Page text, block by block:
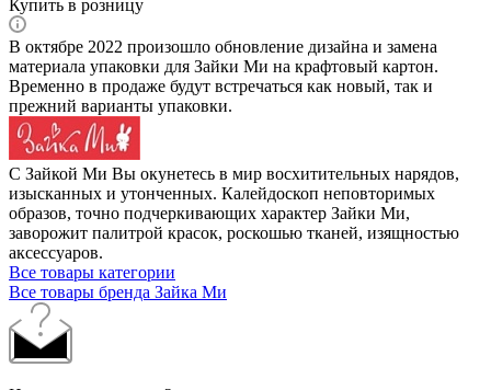
Купить в розницу
В октябре 2022 произошло обновление дизайна и замена
материала упаковки для Зайки Ми на крафтовый картон.
Временно в продаже будут встречаться как новый, так и
прежний варианты упаковки.
С Зайкой Ми Вы окунетесь в мир восхитительных нарядов,
изысканных и утонченных. Калейдоскоп неповторимых
образов, точно подчеркивающих характер Зайки Ми,
заворожит палитрой красок, роскошью тканей, изящностью
аксессуаров.
Все товары категории
Все товары бренда Зайка Ми